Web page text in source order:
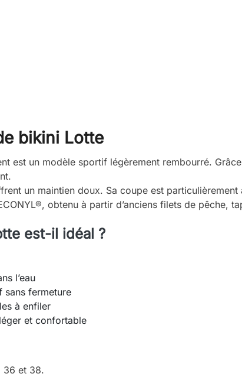
bikini Lotte
est un modèle sportif légèrement rembourré.
un maintien doux. Sa coupe est
obtenu à partir d’anciens filets de pêche,
est-il idéal ?
l’eau
sans fermeture
à enfiler
et confortable
36 et 38.